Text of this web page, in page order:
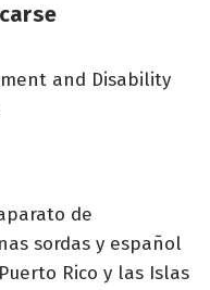
and Disability
de
sordas y español
Rico y las Islas